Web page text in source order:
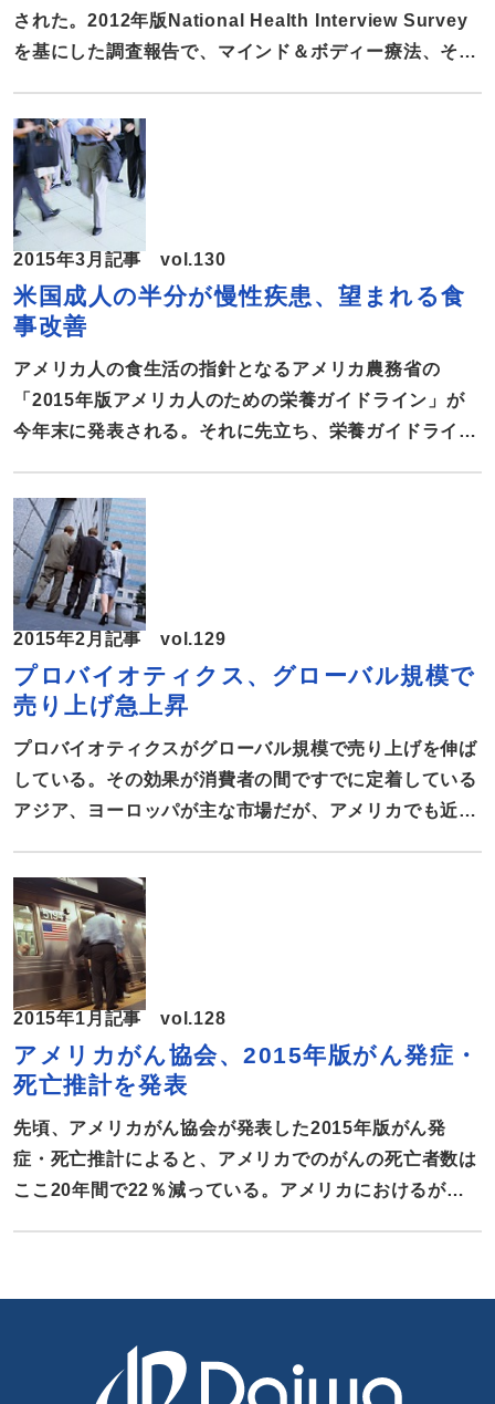
レート」という例えで、１枚の皿を栄養素ごとに４つに
色分けし、たんぱく質と穀物が半分、残る半分は野菜・
された。2012年版National Health Interview Survey
を基にした調査報告で、マインド＆ボディー療法、そし
ンドを報告する。 全米の約4万世帯を対象に調査 代
替療法利用に関する最新報告書によると、18歳以上の大
人で33.2％、4歳から17歳までの子供で11.6％が何らか
の代替療法を利用している。このうち最も利用者が多い
のが、大人も子供もナチュラルプロダクツ（ビタミンと
ミネラルを除くサプリメント）で、大人の利用者は
17.7％、子供では4.9％だった。 今回発表された代替療
法利用に関する最新報告書は、2012年版National
Health Interview Survey（NHIS）が基になってい
る。 […]
2015年3月記事 vol.130
米国成人の半分が慢性疾患、望まれる食
事改善
アメリカ人の食生活の指針となるアメリカ農務省の
「2015年版アメリカ人のための栄養ガイドライン」が
今年末に発表される。それに先立ち、栄養ガイドライン
事内容の現状を報告する。 現状は、理想にほど遠い
今回、諮問委員会が公表したのは「2015年栄養ガイド
ライン諮問委員会の科学報告書」。諮問委員会は保健社
会福祉省と農務省とで組織、食生活の現状分析と栄養素
の新たな科学的エビデンスを基に2015年版ガイドライ
ンを作成している。その過程で明らかになったことなど
が、今回の500ページ以上にわたる報告書で示された。
それによると、アメリカ人の食生活は理想にはほど遠い
ことが明らかになった。全体的に野菜や果物、全穀物の
摂取量は低く、砂糖、塩、飽和脂肪、精製された穀物の
2015年2月記事 vol.129
プロバイオティクス、グローバル規模で
売り上げ急上昇
プロバイオティクスがグローバル規模で売り上げを伸ば
している。その効果が消費者の間ですでに定着している
アジア、ヨーロッパが主な市場だが、アメリカでも近
ティクスのグローバル市況およびアメリカでの最新の研
究成果を報告する。 世界市場での複合年間成長率
6.8％ 市場調査会社トランスペアレンシー・マーケッ
トリサーチ社の調査報告によると、プロバイオティクス
の世界市場における2013年から2018年までの複合年間
成長率は6.8％。市場規模は2011年が279億ドルだった
が2018年には449億ドルに達するものと予想されてい
る。 製品カテゴリー別の売り上げでは、プロバイオテ
ィクスを含んだ食品・飲料が圧倒的なシェアを占めてお
り、また、サプリメントも順調に売り上げを伸ばしてい
2015年1月記事 vol.128
アメリカがん協会、2015年版がん発症・
死亡推計を発表
先頃、アメリカがん協会が発表した2015年版がん発
症・死亡推計によると、アメリカでのがんの死亡者数は
ここ20年間で22％減っている。アメリカにおけるがん
れ、58万人ががんで死亡するものと推定される。アメリ
カでは2007年から2011年の5年間で、新たにがんと診